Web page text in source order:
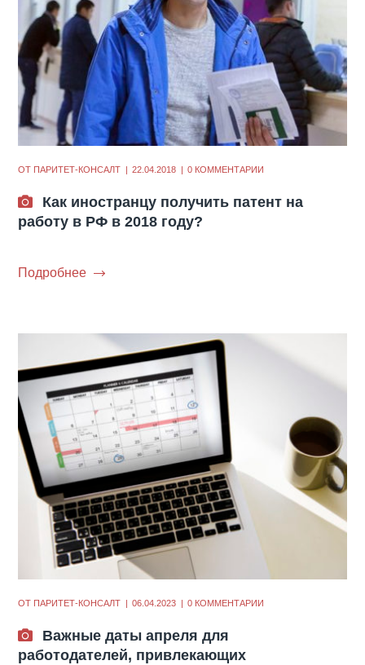
ОТ ПАРИТЕТ-КОНСАЛТ 22.04.2018 0 КОММЕНТАРИИ
Как иностранцу получить патент на
работу в РФ в 2018 году?
Подробнее
ОТ ПАРИТЕТ-КОНСАЛТ 06.04.2023 0 КОММЕНТАРИИ
Важные даты апреля для
работодателей, привлекающих